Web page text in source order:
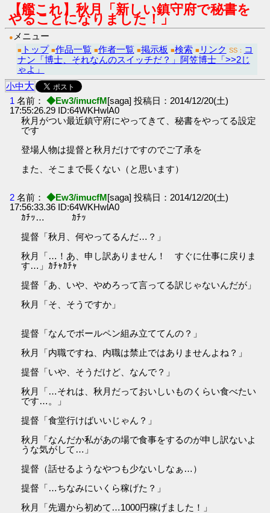
【艦これ】秋月「新しい鎮守府で秘書を
やることになりました！」
● メニュー
■ トップ ■作品一覧 ■作者一覧 ■掲示板 ■検索 ■ リンク SS： コ
ナン「博士、それなんのスイッチだ？」阿笠博士「>>2じ
ゃよ」
小中大
1 名前： ◆Ew3/imucfM[saga] 投稿日：2014/12/20(土)
17:55:26.29 ID:64WKHwlA0
秋月がつい最近鎮守府にやってきて、秘書をやってる設定
です
登場人物は提督と秋月だけですのでご了承を
また、そこまで長くない（と思います）
2 名前： ◆Ew3/imucfM[saga] 投稿日：2014/12/20(土)
17:56:33.36 ID:64WKHwlA0
ｶﾁｯ… ｶﾁｯ
提督「秋月、何やってるんだ…？」
秋月「…！あ、申し訳ありません！ すぐに仕事に戻りま
す…」ｶﾁｬｶﾁｬ
提督「あ、いや、やめろって言ってる訳じゃないんだが」
秋月「そ、そうですか」
提督「なんでボールペン組み立ててんの？」
秋月「内職ですね、内職は禁止ではありませんよね？」
提督「いや、そうだけど、なんで？」
秋月「…それは、秋月だっておいしいものくらい食べたい
です…。」
提督「食堂行けばいいじゃん？」
秋月「なんだか私があの場で食事をするのが申し訳ないよ
うな気がして…」
提督（話せるようなやつも少ないしなぁ…）
提督「…ちなみにいくら稼げた？」
秋月「先週から初めて…1000円稼げました！」